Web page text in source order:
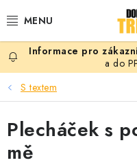
na
PRO ŽENY
PRO MUŽE
PRO DĚTI
a do
S textem
Plecháček s
mě